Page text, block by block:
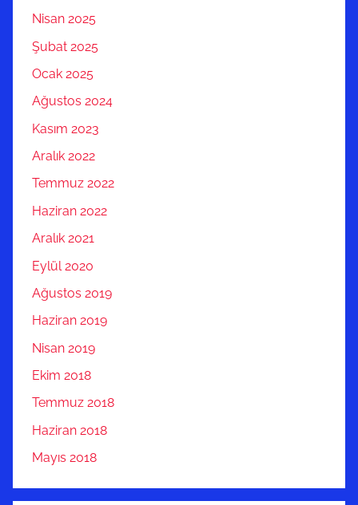
Nisan 2025
Şubat 2025
Ocak 2025
Ağustos 2024
Kasım 2023
Aralık 2022
Temmuz 2022
Haziran 2022
Aralık 2021
Eylül 2020
Ağustos 2019
Haziran 2019
Nisan 2019
Ekim 2018
Temmuz 2018
Haziran 2018
Mayıs 2018